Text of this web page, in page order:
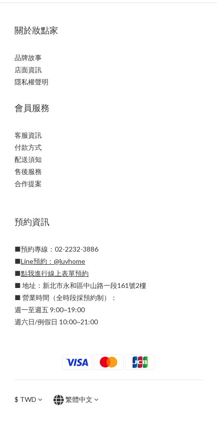
關於妝點家
品牌故事
店面資訊
隱私權聲明
會員服務
客服資訊
付款方式
配送須知
售後服務
合作提案
預約資訊
■預約專線：02-2232-3886
■Line預約： @luvhome
■點我進行線上表單預約
■ 地址：新北市永和區中山路一段161號2樓
■ 營業時間（全時段採預約制）：
週一至週五 9:00~19:00
週六日/例假日 10:00~21:00
$ TWD 繁體中文